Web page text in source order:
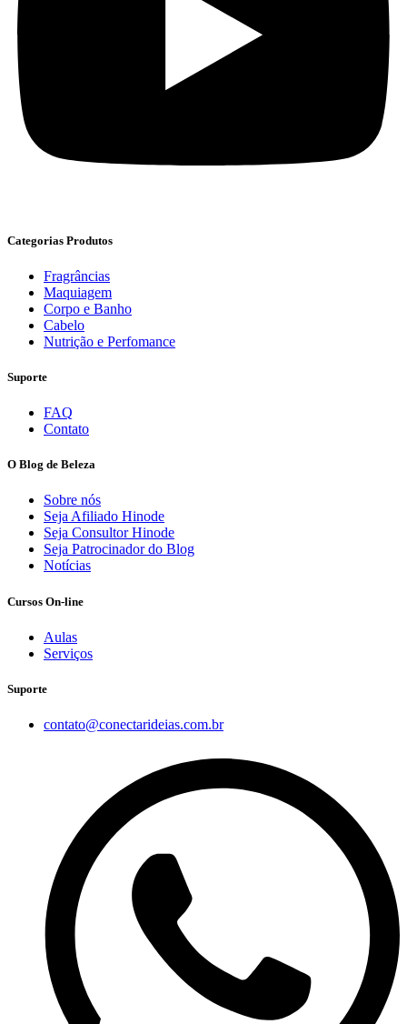
Categorias Produtos
Fragrâncias
Maquiagem
Corpo e Banho
Cabelo
Nutrição e Perfomance
Suporte
FAQ
Contato
O Blog de Beleza
Sobre nós
Seja Afiliado Hinode
Seja Consultor Hinode
Seja Patrocinador do Blog
Notícias
Cursos On-line
Aulas
Serviços
Suporte
contato@conectarideias.com.br